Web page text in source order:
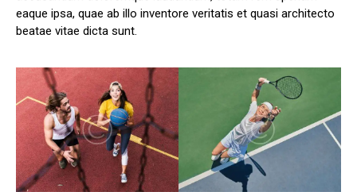
eaque ipsa, quae ab illo inventore veritatis et quasi architecto
beatae vitae dicta sunt.